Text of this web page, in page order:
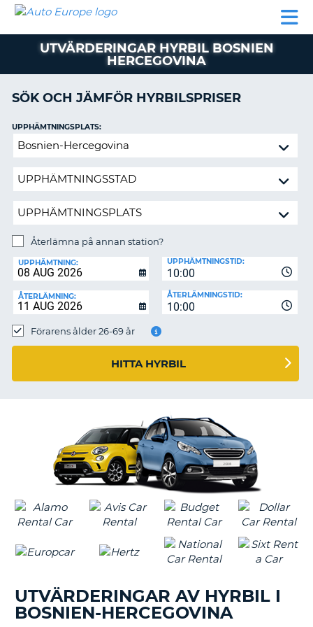
HYRBIL
HYRA
PARTNER
AUTO
EUROPE
HYRBIL
HYRA
HUSBIL
PARTNER
HJÄLP
BOKNING
UTVÄRDERINGAR HYRBIL BOSNIEN
HERCEGOVINA
SÖK OCH JÄMFÖR HYRBILSPRISER
Återlämna
annan
UPPHÄMTNINGSPLATS:
Återlämna på annan station?
UPPHÄMTNING:
10:00
UPPHÄMTNINGSTID:
ÅTERLÄMNING:
10:00
ÅTERLÄMNINGSTID:
Förarens ålder 26-69 år
HITTA HYRBIL
UTVÄRDERINGAR AV HYRBIL I
BOSNIEN-HERCEGOVINA